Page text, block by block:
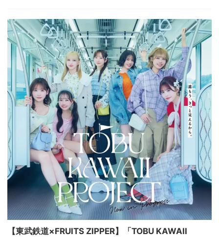
【東武鉄道×FRUITS ZIPPER】「TOBU KAWAII